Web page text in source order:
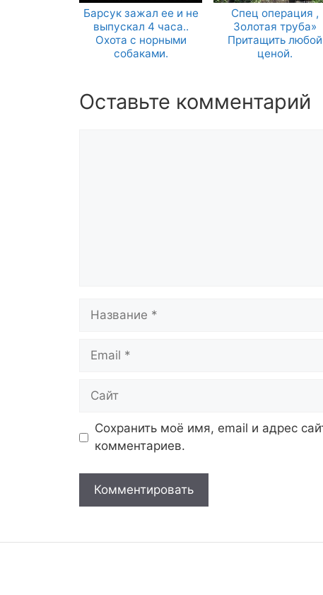
Барсук зажал ее и не
выпускал 4 часа..
Охота с норными
собаками.
Спец операция ,
Золотая труба»
Притащить любой
ценой.
Оставьте комментарий
Название
Email
Сайт
Сохранить моё имя, email и адрес
комментариев.